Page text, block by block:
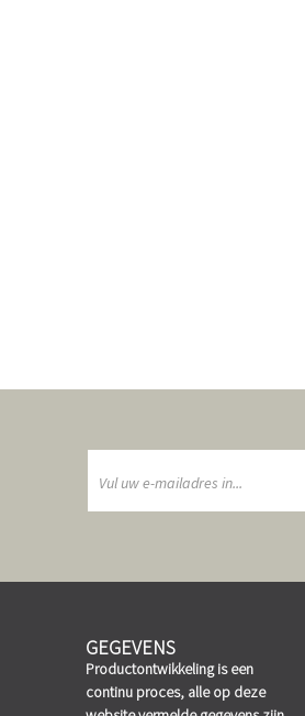
GEGEVENS
Productontwikkeling is een
continu proces, alle op deze